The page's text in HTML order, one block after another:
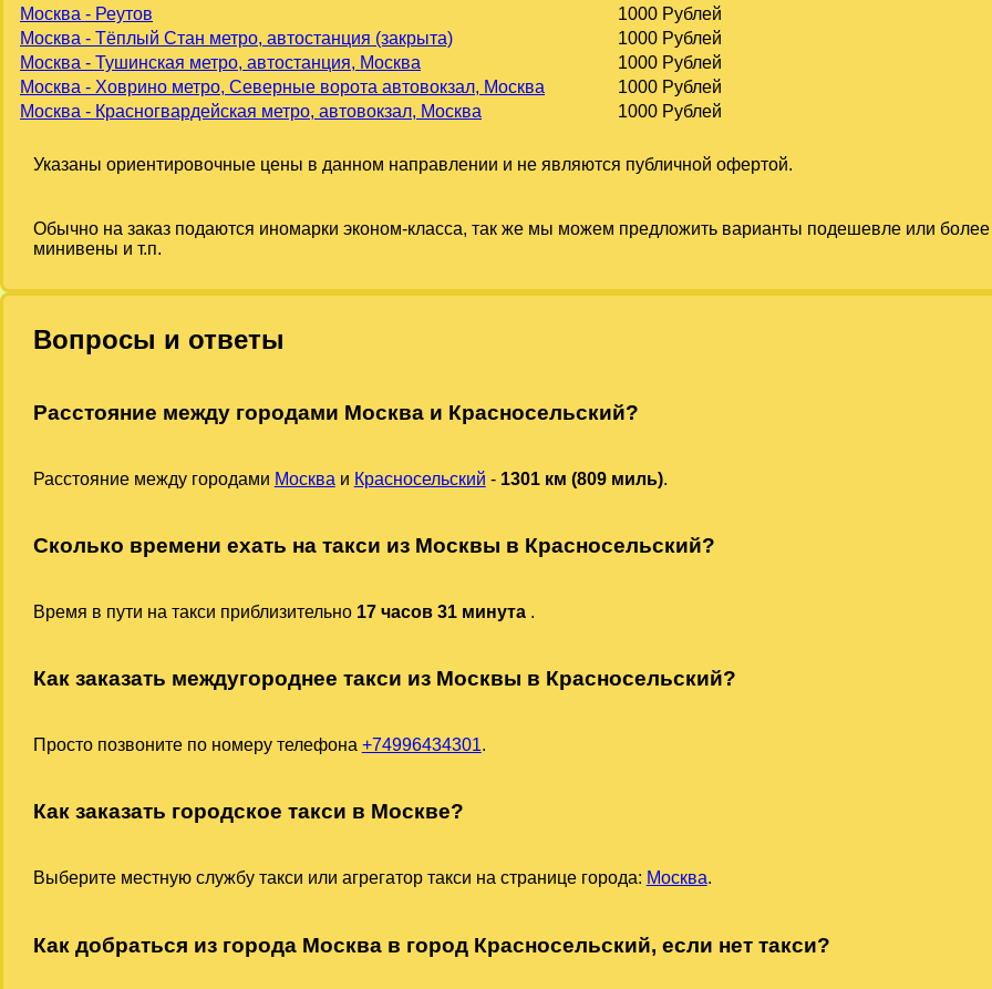
Москва - Реутов
1000 Рублей
Москва - Тёплый Стан метро, автостанция (закрыта)
1000 Рублей
Москва - Тушинская метро, автостанция, Москва
1000 Рублей
Москва - Ховрино метро, Северные ворота автовокзал, Москва
1000 Рублей
Москва - Красногвардейская метро, автовокзал, Москва
1000 Рублей
Указаны ориентировочные цены в данном направлении и не являются публичной офертой.
Обычно на заказ подаются иномарки эконом-класса, так же мы можем предложить варианты подешевле или
минивены и т.п.
Вопросы и ответы
Расстояние между городами Москва и Красносельский?
Расстояние между городами Москва и Красносельский - 1301 км (809 миль).
Сколько времени ехать на такси из Москвы в Красносельский?
Время в пути на такси приблизительно 17 часов 31 минута .
Как заказать междугороднее такси из Москвы в Красносельский?
Просто позвоните по номеру телефона +74996434301.
Как заказать городское такси в Москве?
Выберите местную службу такси или агрегатор такси на странице города: Москва.
Как добраться из города Москва в город Красносельский, если нет такси?